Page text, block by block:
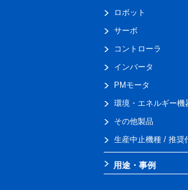
ロボット
サーボ
コントローラ
インバータ
PMモータ
環境・エネルギー機
その他製品
生産中止機種 / 推奨
用途・事例